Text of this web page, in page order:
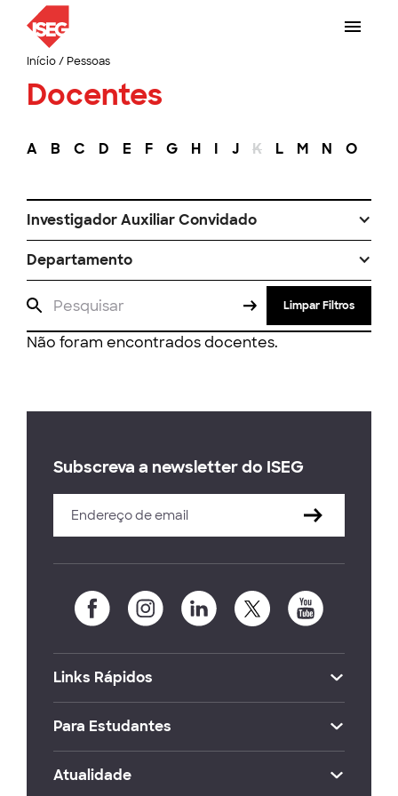
Início/ Pessoas
Docentes
A B C D E F G H I J K L M N O
Investigador Auxiliar Convidado
Departamento
Limpar Filtros
Não foram encontrados docentes.
Subscreva a newsletter do ISEG
Links Rápidos
Para Estudantes
Atualidade